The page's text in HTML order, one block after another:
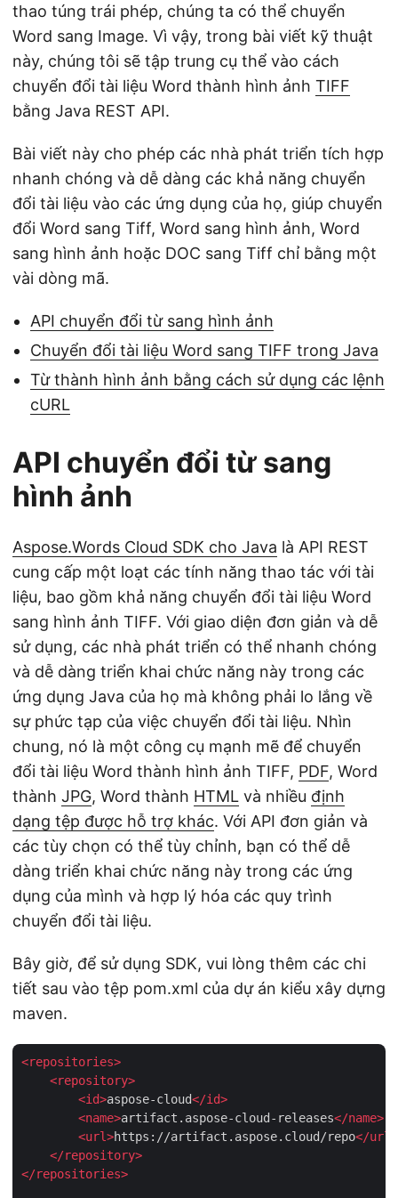
thao túng trái phép, chúng ta có thể chuyển
Word sang Image. Vì vậy, trong bài viết kỹ thuật
này, chúng tôi sẽ tập trung cụ thể vào cách
chuyển đổi tài liệu Word thành hình ảnh TIFF
bằng Java REST API.
Bài viết này cho phép các nhà phát triển tích hợp
nhanh chóng và dễ dàng các khả năng chuyển
đổi tài liệu vào các ứng dụng của họ, giúp chuyển
đổi Word sang Tiff, Word sang hình ảnh, Word
sang hình ảnh hoặc DOC sang Tiff chỉ bằng một
vài dòng mã.
API chuyển đổi từ sang hình ảnh
Chuyển đổi tài liệu Word sang TIFF trong Java
Từ thành hình ảnh bằng cách sử dụng các lệnh
cURL
API chuyển đổi từ sang
hình ảnh
Aspose.Words Cloud SDK cho Java là API REST
cung cấp một loạt các tính năng thao tác với tài
liệu, bao gồm khả năng chuyển đổi tài liệu Word
sang hình ảnh TIFF. Với giao diện đơn giản và dễ
sử dụng, các nhà phát triển có thể nhanh chóng
và dễ dàng triển khai chức năng này trong các
ứng dụng Java của họ mà không phải lo lắng về
sự phức tạp của việc chuyển đổi tài liệu. Nhìn
chung, nó là một công cụ mạnh mẽ để chuyển
đổi tài liệu Word thành hình ảnh TIFF, PDF, Word
thành JPG, Word thành HTML và nhiều định
dạng tệp được hỗ trợ khác. Với API đơn giản và
các tùy chọn có thể tùy chỉnh, bạn có thể dễ
dàng triển khai chức năng này trong các ứng
dụng của mình và hợp lý hóa các quy trình
chuyển đổi tài liệu.
Bây giờ, để sử dụng SDK, vui lòng thêm các chi
tiết sau vào tệp pom.xml của dự án kiểu xây dựng
maven.
<repositories>
<repository>
<id>aspose-cloud</id>
<name>artifact.aspose-cloud-releases</name>
<url>https://artifact.aspose.cloud/repo</url
</repository>
</repositories>